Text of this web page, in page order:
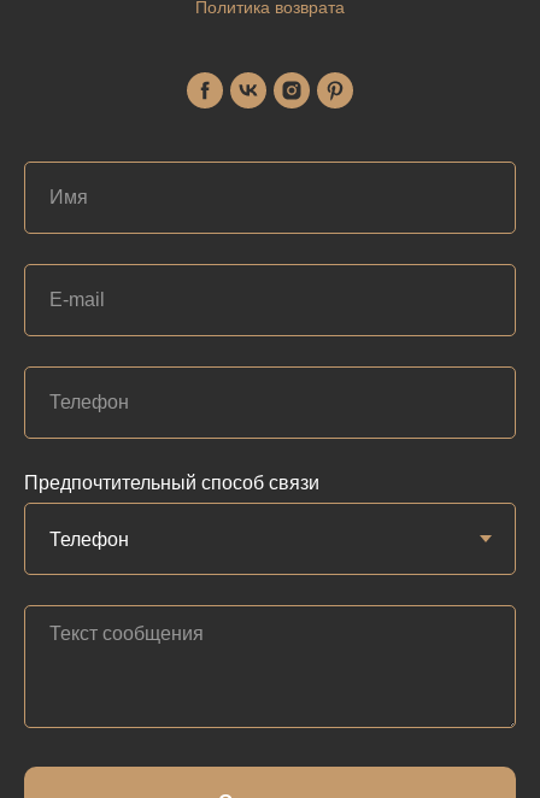
Политика возврата
Предпочтительный способ связи